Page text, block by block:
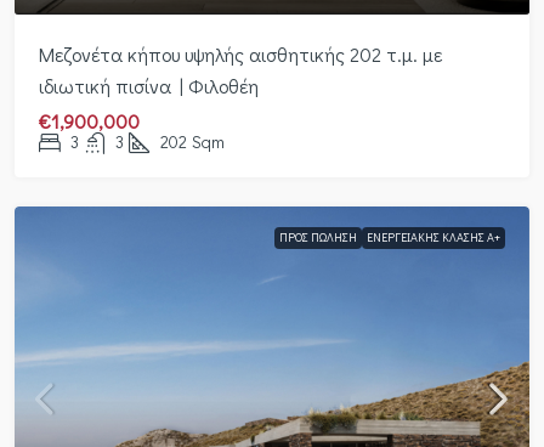
Μεζονέτα κήπου υψηλής αισθητικής 202 τ.μ. με
ιδιωτική πισίνα | Φιλοθέη
€1,900,000
3 3 202 Sqm
ΠΡΟΣ ΠΏΛΗΣΗ ΕΝΕΡΓΕΙΑΚΉΣ ΚΛΆΣΗΣ Α+